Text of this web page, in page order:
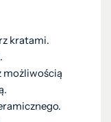
kratami.
możliwością